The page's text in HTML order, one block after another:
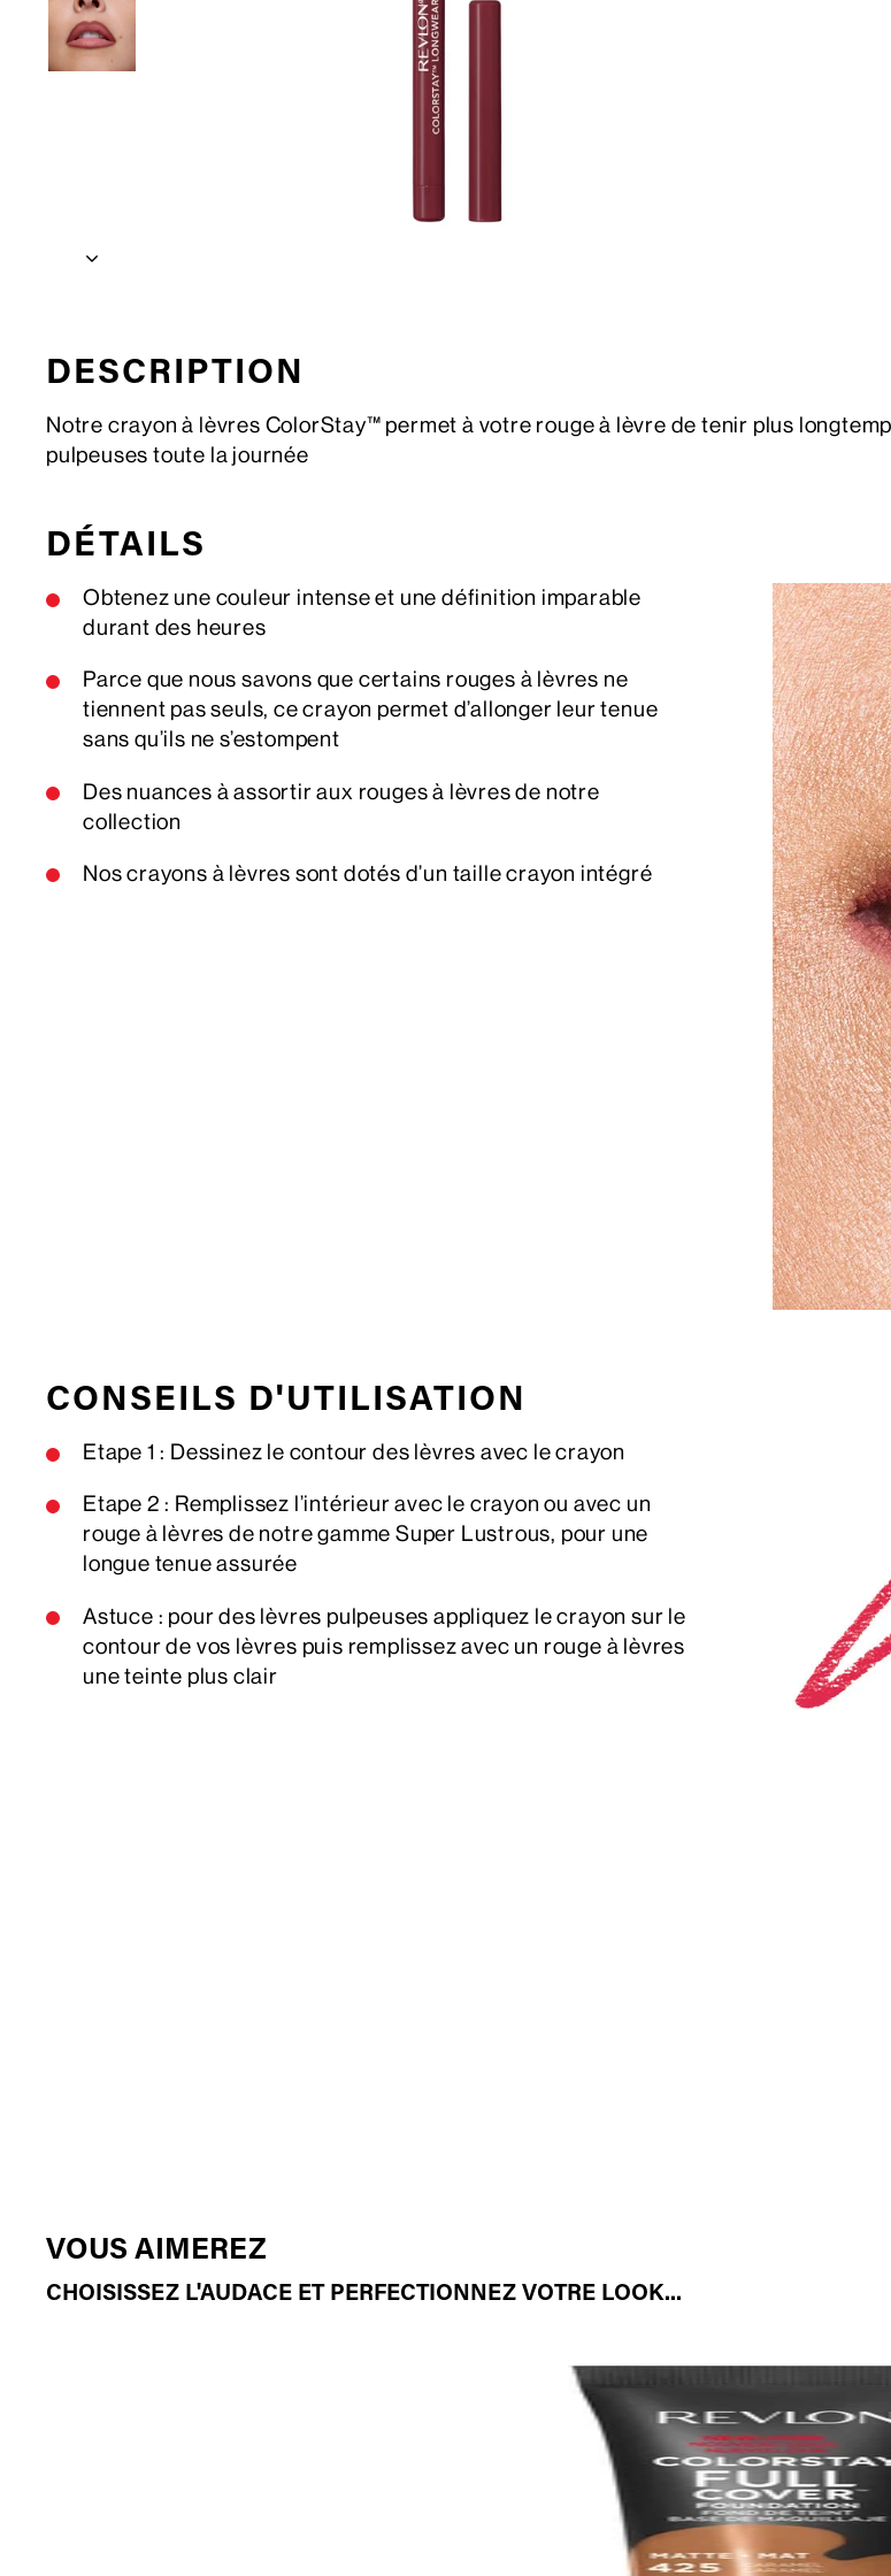
DESCRIPTION
Notre crayon à lèvres ColorStay™ permet à votre rouge à lèvre de tenir plus
pulpeuses toute la journée
DÉTAILS
Obtenez une couleur intense et une définition imparable
durant des heures
Parce que nous savons que certains rouges à lèvres ne
tiennent pas seuls, ce crayon permet d’allonger leur tenue
sans qu’ils ne s’estompent
Des nuances à assortir aux rouges à lèvres de notre
collection
Nos crayons à lèvres sont dotés d’un taille crayon intégré
CONSEILS D'UTILISATION
Etape 1 : Dessinez le contour des lèvres avec le crayon
Etape 2 : Remplissez l’intérieur avec le crayon ou avec un
rouge à lèvres de notre gamme Super Lustrous, pour une
longue tenue assurée
Astuce : pour des lèvres pulpeuses appliquez le crayon sur le
contour de vos lèvres puis remplissez avec un rouge à lèvres
une teinte plus clair
VOUS AIMEREZ
CHOISISSEZ L'AUDACE ET PERFECTIONNEZ VOTRE LOOK...